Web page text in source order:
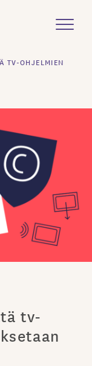
TV-OHJELMIEN
tv-